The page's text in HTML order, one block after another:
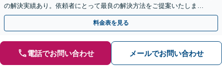
の解決実績あり。依頼者にとって最良の解決方法をご提案いたします
【初回面談無料】
料金表を見る
電話でお問い合わせ メールでお問い合わせ